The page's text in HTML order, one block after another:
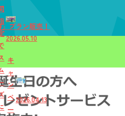
2026.05.10
キ
ャ
ン
ペ
ー
2026.04.13
プラン販売！